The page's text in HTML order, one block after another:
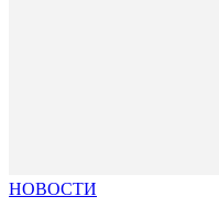
НОВОСТИ